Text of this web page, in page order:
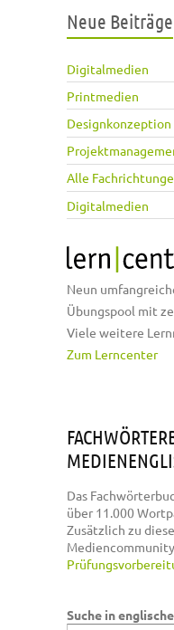
Neue Beiträge
Digitalmedien
Printmedien
Designkonzeption
Alle
Digitalmedien
Neun
Übungspool mit
Viele weitere
Zum Lerncenter
Das
über 11.000
Zusätzlich zu
Suche in